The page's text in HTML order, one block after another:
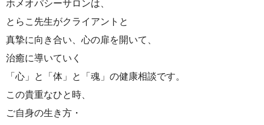
ホメオパシーサロンは、
とらこ先生がクライアントと
真摯に向き合い、心の扉を開いて、
治癒に導いていく
「心」と「体」と「魂」の健康相談です。
この貴重なひと時、
ご自身の生き方・